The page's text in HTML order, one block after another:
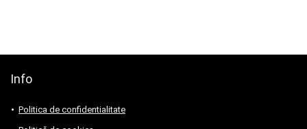
Info
Politica de confidentialitate